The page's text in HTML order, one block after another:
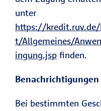
unter
https://
t/Allgemeines/
ingung.jsp finden.
Bei bestimmten